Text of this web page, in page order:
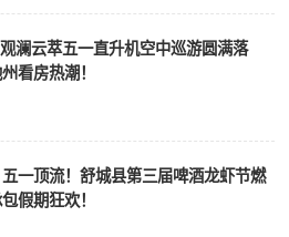
澜云萃五一直升机空中巡游圆满落
看房热潮！
一顶流！舒城县第三届啤酒龙虾节燃
假期狂欢！